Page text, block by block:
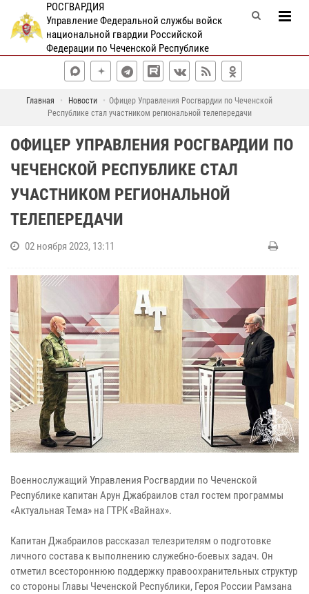
РОСГВАРДИЯ
Управление Федеральной службы войск
национальной гвардии Российской
Федерации по Чеченской Республике
Главная Новости
Офицер Управления Росгвардии по Чеченской
Республике стал участником региональной телепередачи
ОФИЦЕР УПРАВЛЕНИЯ РОСГВАРДИИ ПО
ЧЕЧЕНСКОЙ РЕСПУБЛИКЕ СТАЛ
УЧАСТНИКОМ РЕГИОНАЛЬНОЙ
ТЕЛЕПЕРЕДАЧИ
02 ноября 2023, 13:11
Военнослужащий Управления Росгвардии по Чеченской
Республике капитан Арун Джабраилов стал гостем программы
«Актуальная Тема» на ГТРК «Вайнах».
Капитан Джабраилов рассказал телезрителям о подготовке
личного состава к выполнению служебно-боевых задач. Он
отметил всестороннюю поддержку правоохранительных структур
со стороны Главы Чеченской Республики, Героя России Рамзана